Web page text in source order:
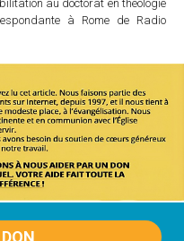
au doctorat en théologie
à Rome de Radio